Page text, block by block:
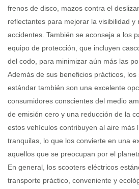
frenos de disco, mazos contra el
reflectantes para mejorar la visibilidad y
accidentes. También se aconseja a los
equipo de protección, que incluyen
del codo, para minimizar aún más las
Además de sus beneficios prácticos,
estándar también son una excelente
consumidores conscientes del medio
de emisión cero y una reducción de la
estos vehículos contribuyen al aire más
tranquilas, lo que los convierte en una
aquellos que se preocupan por el
En general, los scooters eléctricos
transporte práctico, conveniente y